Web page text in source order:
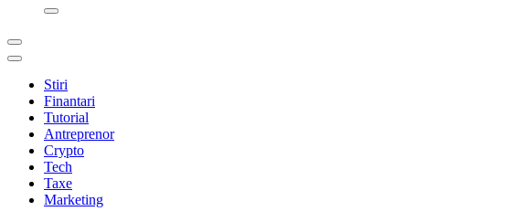
Stiri
Finantari
Tutorial
Antreprenor
Crypto
Tech
Taxe
Marketing